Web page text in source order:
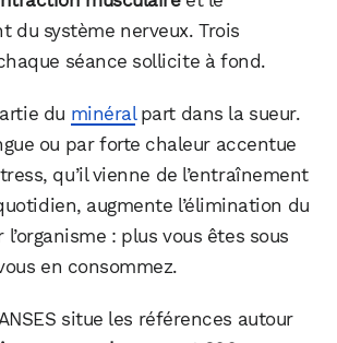
du système nerveux. Trois
séance sollicite à fond.
du minéralpart dans la sueur.
ou par forte chaleur accentue
qu’il vienne de l’entraînement
augmente l’élimination du
: plus vous êtes sous
en consommez.
situe les références autour